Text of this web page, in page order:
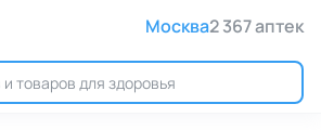
Москва2 367 аптек